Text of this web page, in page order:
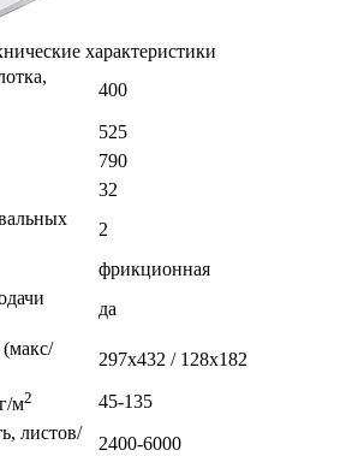
характеристики
400
525
790
32
2
фрикционная
да
297х432 / 128х182
м2
45-135
листов/
2400-6000